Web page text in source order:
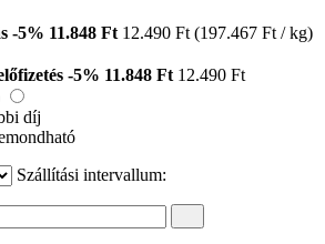
-5% 11.848 Ft 12.490 Ft (197.467 Ft / kg)
-5% 11.848 Ft 12.490 Ft
díj
Szállítási intervallum: